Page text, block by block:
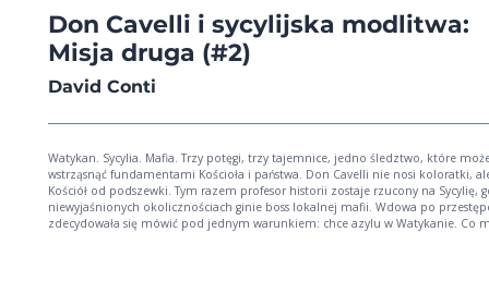
Don Cavelli i sycylijska modlitwa:
Misja druga (#2)
David Conti
Watykan. Sycylia. Mafia. Trzy potęgi, trzy tajemnice, jedno śledztwo, które
wstrząsnąć fundamentami Kościoła i państwa. Don Cavelli nie nosi koloratki, ale zna
Kościół od podszewki. Tym razem profesor historii zostaje rzucony na Sycylię,
niewyjaśnionych okolicznościach ginie boss lokalnej mafii. Wdowa po
zdecydowała się mówić pod jednym warunkiem: chce azylu w Watykanie. Co mogło